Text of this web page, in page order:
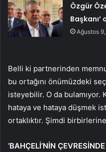
Özgür
Ağustos
Belli ki partnerinden
bu ortağını önümüzdeki
isteyebilir. O da
hataya ve hataya düşmek
ortaklıktır. Şimdi
‘BAHÇELİ’NİN